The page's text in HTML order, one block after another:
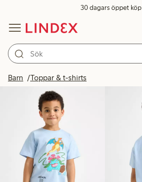
30 dagars öppet köp
Barn Toppar & t-shirts